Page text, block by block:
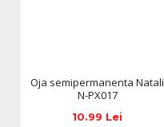
Oja semipermanenta Natali
N-PX017
10.99 Lei